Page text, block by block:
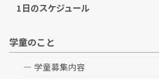
1日のスケジュール
学童のこと
学童募集内容